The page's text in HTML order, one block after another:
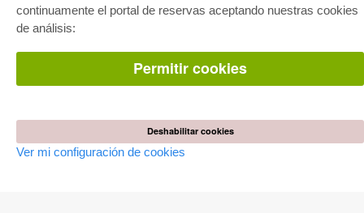
continuamente el portal de reservas aceptando nuestras cookies
de análisis:
Permitir cookies
Deshabilitar cookies
Ver mi configuración de cookies
Las devoluciones
Condiciones
Publicar disertación
Publicar informe de investigación